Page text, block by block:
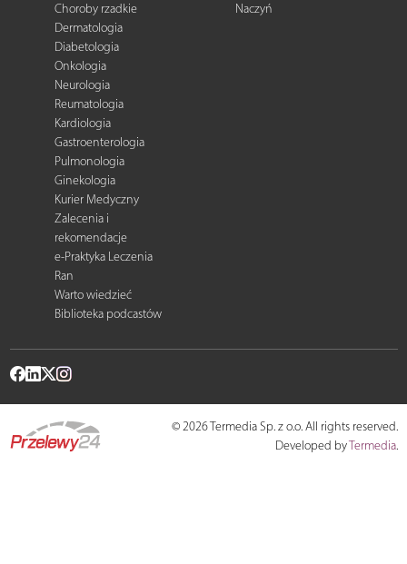
Choroby rzadkie
Dermatologia
Diabetologia
Onkologia
Neurologia
Reumatologia
Kardiologia
Gastroenterologia
Pulmonologia
Ginekologia
Kurier Medyczny
Zalecenia i
rekomendacje
e-Praktyka Leczenia
Ran
Warto wiedzieć
Biblioteka podcastów
Naczyń
© 2026 Termedia Sp. z o.o. All rights reserved.
Developed byTermedia.